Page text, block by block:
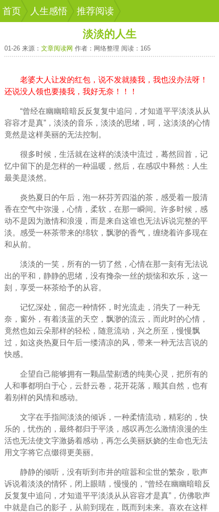
首页 人生感悟 推荐阅读
淡淡的人生
01-26 来源： 文章阅读网 作者：网络整理 阅读：165
老婆大人让发的红包，说不发就揍我，我也没办法呀！
还说没人领也要揍我，我好无奈！！！
“曾经在幽幽暗暗反反复复中追问，才知道平平淡淡从从
容容才是真”，淡淡的音乐，淡淡的思绪，呵，这淡淡的心情
竟然是这样美丽的无法控制。
很多时候， 生活就在这样的淡淡中流过，蓦然回首， 记
忆中留下的是怎样的一种温暖 ，然后，在感叹中释然：
人生
最美是淡然。
炎热夏日的午后，泡一杯芬芳四溢的茶，感受着一股清
香在空气中弥漫，心情，柔软，在那一瞬间。许多时候， 感
动不是因为激情和浪漫 ，而是来自这谁也无法诉说完整的平
淡。感受一杯茶带来的绵软，飘渺的香气，缠绕着许多现在
和从前。
淡淡的一笑，所有的一切了然，心情在那一刻有无法说
出的平和，静静的思绪，没有搀杂一丝的烦恼和欢乐，这一
刻，享受一杯茶给予的从容。
记忆深处，留恋一种情怀， 时光流走，消失了一种无
奈，窗外，有着淡蓝的天空，飘渺的流云，而此时的心情，
竟然也如云朵那样的轻松，随意流动，兴之所至，慢慢飘
过，如这炎热夏日午后一缕清凉的风，带来一种无法言说的
快感。
企望自己能够拥有一颗晶莹剔透的纯美心灵 ，把所有的
人和事都明白于心，云舒云卷，花开花落，顺其自然，也有
着别样的风情和感动。
文字在手指间淡淡的倾诉，一种柔情流动，精彩的，快
乐的，忧伤的，最终都归于平淡，感叹再怎么激情浪漫的生
活也无法使文字激扬着感动，再怎么美丽妖娆的生命也无法
用文字将它点缀得更美丽。
静静的倾听，没有听到市井的喧嚣和尘世的繁杂，歌声
诉说着淡淡的情怀，闭上眼睛，慢慢的，“曾经在幽幽暗暗反
反复复中追问，才知道平平淡淡从从容容才是真”，仿佛歌声
中就是自己的影子，从前到现在，既而到未来。 喜欢在这样